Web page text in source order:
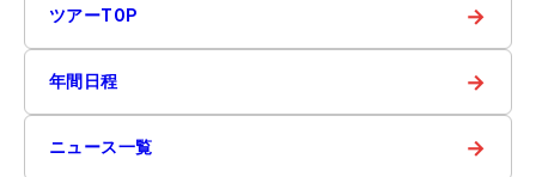
ツアーTOP →
年間日程 →
ニュース一覧 →